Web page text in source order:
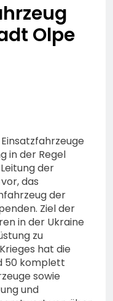
Olpe
in der Regel
der
das
der
Ziel der
in der Ukraine
zu
hat die
50 komplett
sowie
und